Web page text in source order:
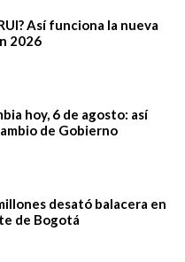
Así funciona la nueva
2026
hoy, 6 de agosto: así
de Gobierno
desató balacera en
de Bogotá